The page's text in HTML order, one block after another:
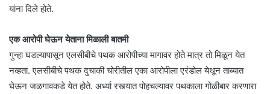
यांना दिले होते.
एक आरोपी घेऊन येताना मिळाली बातमी
गुन्हा घडल्यापासून एलसीबीचे पथक आरोपीच्या मागावर होते मात्र तो मिळून येत
नव्हता. एलसीबीचे पथक दुचाकी चोरीतील एका आरोपीला एरंडोल येथून ताब्यात
घेऊन जळगावकडे येत होते. अर्ध्या रस्त्यात पोहचल्यावर पथकाला गोळीबार करणारा